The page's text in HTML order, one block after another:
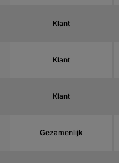
Klant
Klant
Klant
Gezamenlijk